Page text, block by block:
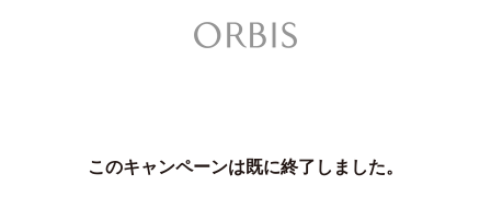
このキャンペーンは既に終了しました。